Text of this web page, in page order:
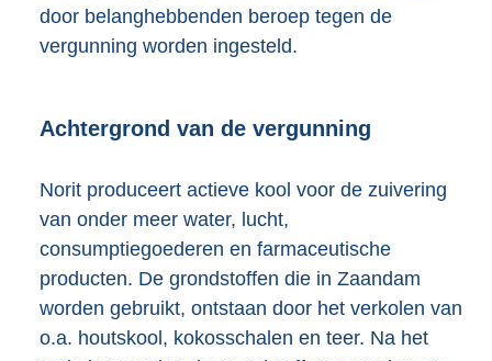
door belanghebbenden beroep tegen de
vergunning worden ingesteld.
Achtergrond van de vergunning
Norit produceert actieve kool voor de zuivering
van onder meer water, lucht,
consumptiegoederen en farmaceutische
producten. De grondstoffen die in Zaandam
worden gebruikt, ontstaan door het verkolen van
o.a. houtskool, kokosschalen en teer. Na het